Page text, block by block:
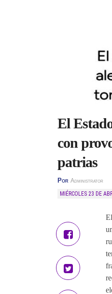
El
con
patrias
Por Administrator
MIÉRCOLES 23 DE